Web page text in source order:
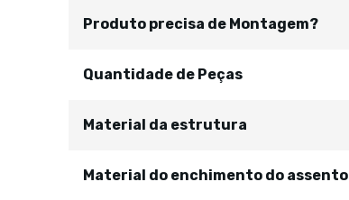
Produto precisa de Montagem?
Quantidade de Peças
Material da estrutura
Material do enchimento do assento